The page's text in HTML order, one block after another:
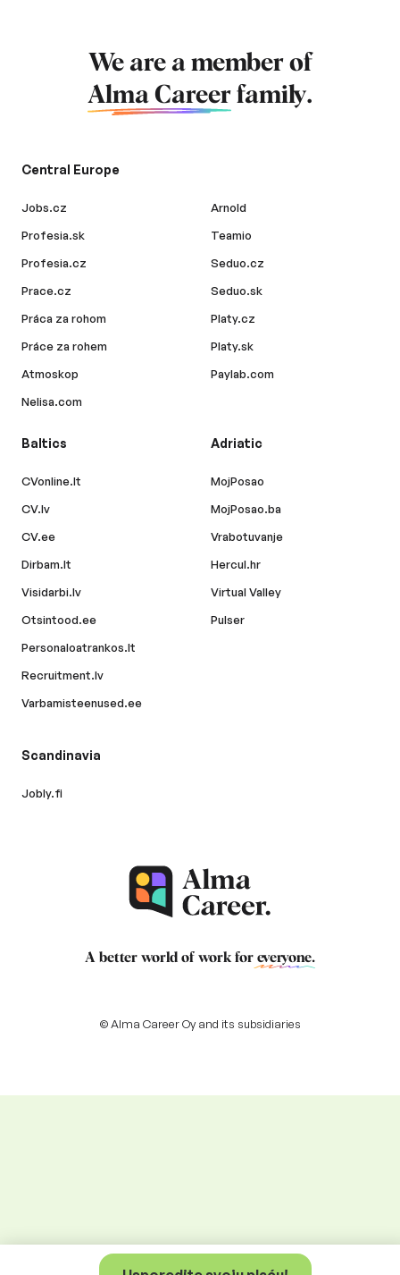
We are a member of
Alma Career family.
Central Europe
Jobs.cz
Profesia.sk
Profesia.cz
Prace.cz
Práca za rohom
Práce za rohem
Atmoskop
Nelisa.com
Arnold
Teamio
Seduo.cz
Seduo.sk
Platy.cz
Platy.sk
Paylab.com
Baltics
CVonline.lt
CV.lv
CV.ee
Dirbam.lt
Visidarbi.lv
Otsintood.ee
Personaloatrankos.lt
Recruitment.lv
Varbamisteenused.ee
Adriatic
MojPosao
MojPosao.ba
Vrabotuvanje
Hercul.hr
Virtual Valley
Pulser
Scandinavia
Jobly.fi
A better world of work for everyone.
© Alma Career Oy and its subsidiaries